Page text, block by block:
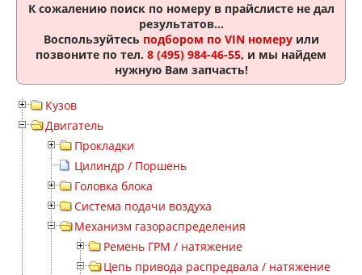
К сожалению поиск по номеру в прайслисте не дал
результатов...
Воспользуйтесь подбором по VIN номеруили
позвоните по тел. 8 (495) 984-46-55, и мы найдем
нужную Вам запчасть!
Кузов
Двигатель
Прокладки
Цилиндр / Поршень
Головка блока
Система подачи воздуха
Механизм газораспределения
Ремень ГРМ / натяжение
Цепь привода распредвала / натяжение